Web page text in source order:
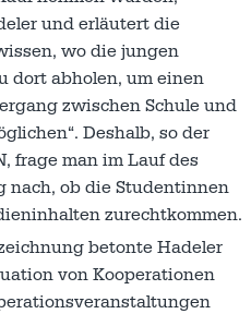
und erläutert die
wo die jungen
dort abholen, um einen
zwischen Schule und
Deshalb, so der
frage man im Lauf des
nach, ob die Studentinnen
zurechtkommen.
betonte Hadeler
von Kooperationen